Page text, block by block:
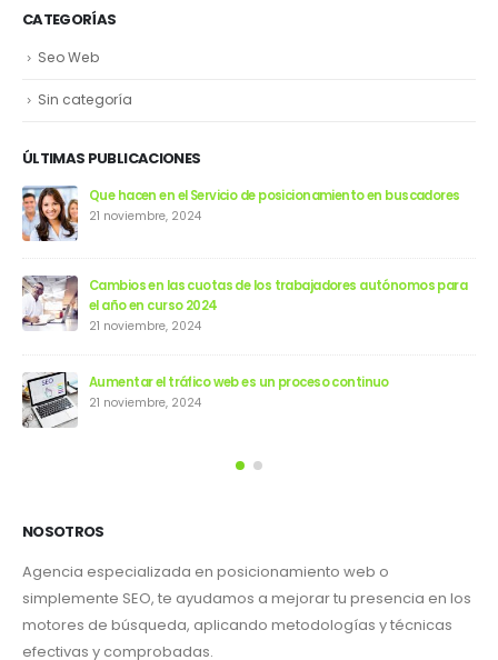
CATEGORÍAS
Seo Web
Sin categoría
ÚLTIMAS PUBLICACIONES
Que hacen en el Servicio de posicionamiento en buscadores
21 noviembre, 2024
Cambios en las cuotas de los trabajadores autónomos para
el año en curso 2024
21 noviembre, 2024
Aumentar el tráfico web es un proceso continuo
21 noviembre, 2024
NOSOTROS
Agencia especializada en posicionamiento web o
simplemente SEO, te ayudamos a mejorar tu presencia en los
motores de búsqueda, aplicando metodologías y técnicas
efectivas y comprobadas.